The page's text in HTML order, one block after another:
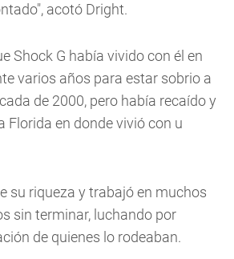
acotó Dright.
Shock G había vivido con él en
varios años para estar sobrio a
de 2000, pero había recaído y
Florida en donde vivió con u
su riqueza y trabajó en muchos
sin terminar, luchando por
de quienes lo rodeaban.